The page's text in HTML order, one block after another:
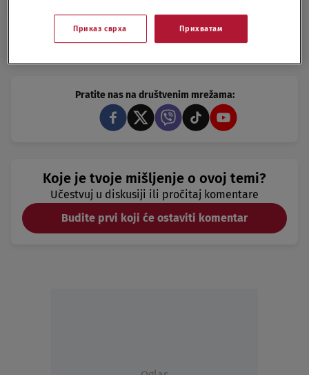
Pratite nas na društvenim mrežama:
Koje je tvoje mišljenje o ovoj temi?
Učestvuj u diskusiji ili pročitaj komentare
Budite prvi koji će ostaviti komentar
Приказ сврха Прихватам